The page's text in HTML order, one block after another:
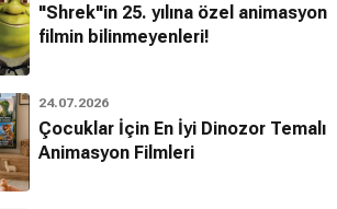
"Shrek"in 25. yılına özel animasyon
filmin bilinmeyenleri!
24.07.2026
Çocuklar İçin En İyi Dinozor Temalı
Animasyon Filmleri